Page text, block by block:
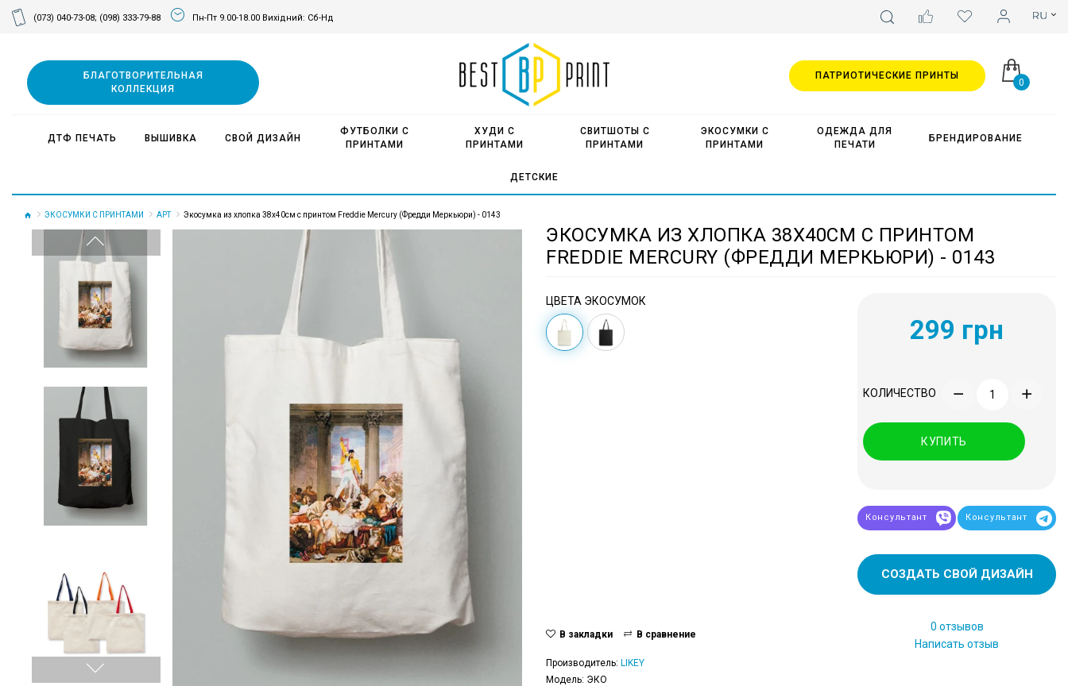
(073) 040-73-08; (098) 333-79-88 Пн-Пт 9.00-18.00 Вихідний: Сб-Нд
0
БЛАГОТВОРИТЕЛЬНАЯ
КОЛЛЕКЦИЯ
ДТФ ПЕЧАТЬ ВЫШИВКА СВОЙ ДИЗАЙН
ФУТБОЛКИ С
ПРИНТАМИ
ХУДИ С
ПРИНТАМИ
СВИТШОТЫ С
ПРИНТАМИ
ЭКОСУМКИ С
ПРИНТАМИ
ОДЕЖДА ДЛЯ
ПЕЧАТИ
БРЕНДИРОВАНИЕ
ДЕТСКИЕ
ПАТРИОТИЧЕСКИЕ ПРИНТЫ
ЭКОСУМКИ С ПРИНТАМИ АРТ Экосумка из хлопка 38х40см с принтом Freddie Mercury (Фредди Меркьюри) - 0143
ЭКОСУМКА ИЗ ХЛОПКА 38Х40СМ С ПРИНТОМ
FREDDIE MERCURY (ФРЕДДИ МЕРКЬЮРИ) - 0143
ЦВЕТА ЭКОСУМОК
299 грн
КОЛИЧЕСТВО
КУПИТЬ
Консультант Консультант
СОЗДАТЬ СВОЙ ДИЗАЙН
В закладки В сравнение
Производитель: LIKEY
Модель: ЭКО
0 отзывов
Написать отзыв